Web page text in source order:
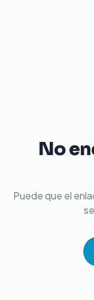
No
Puede que el